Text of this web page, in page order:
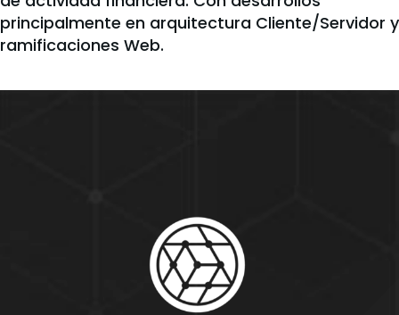
principalmente en arquitectura Cliente/Servidor y
ramificaciones Web.